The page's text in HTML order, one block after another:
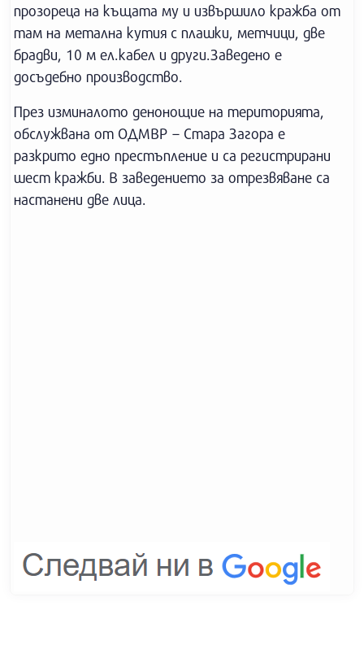
прозореца на къщата му и извършило кражба от
там на метална кутия с плашки, метчици, две
брадви, 10 м ел.кабел и други.Заведено е
досъдебно производство.
През изминалото денонощие на територията,
обслужвана от ОДМВР – Стара Загора е
разкрито едно престъпление и са регистрирани
шест кражби. В заведението за отрезвяване са
настанени две лица.